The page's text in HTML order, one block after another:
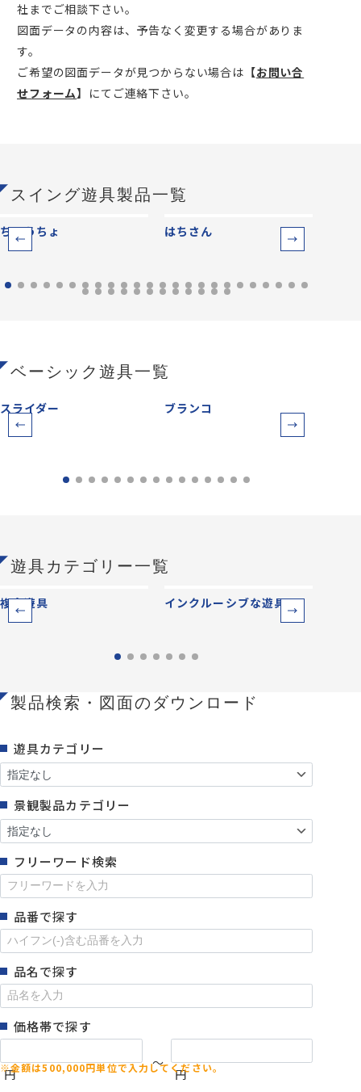
社までご相談下さい。
図面データの内容は、予告なく変更する場合がありま
す。
ご希望の図面データが見つからない場合は 【お問い合
せフォーム】 にてご連絡下さい。
スイング遊具製品一覧
ちょうちょ はちさん
ベーシック遊具一覧
スライダー ブランコ
遊具カテゴリー一覧
複合遊具 インクルーシブな遊具
製品検索・図面のダウンロード
遊具カテゴリー
景観製品カテゴリー
フリーワード検索
品番で探す
品名で探す
価格帯で探す
円
～
円